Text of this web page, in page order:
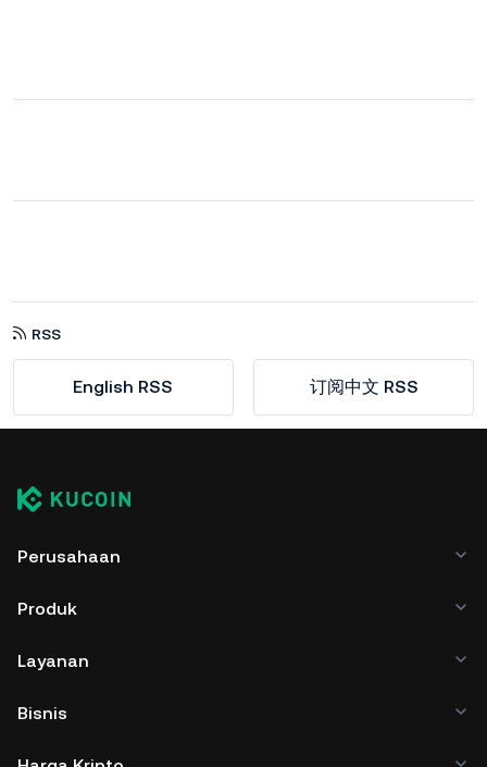
RSS
English RSS 订阅中文 RSS
Perusahaan
Produk
Layanan
Bisnis